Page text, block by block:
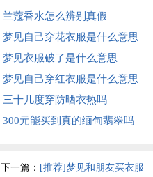
兰蔻香水怎么辨别真假
梦见自己穿花衣服是什么意思
梦见衣服破了是什么意思
梦见自己穿红衣服是什么意思
三十几度穿防晒衣热吗
300元能买到真的缅甸翡翠吗
下一篇： [推荐]梦见和朋友买衣服